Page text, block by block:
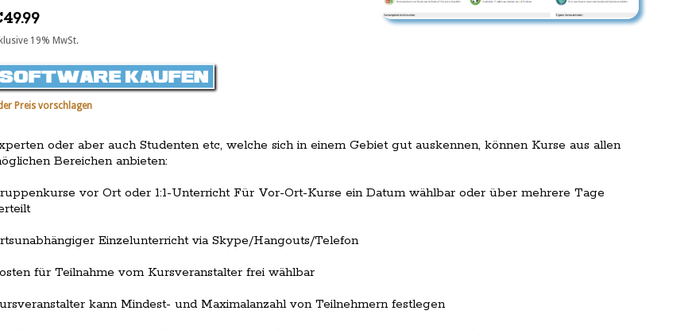
19% MwSt.
Preis vorschlagen
oder aber auch Studenten etc, welche sich in einem Gebiet gut auskennen, können Kurse aus allen
Bereichen anbieten:
vor Ort oder 1:1-Unterricht Für Vor-Ort-Kurse ein Datum wählbar oder über mehrere Tage
Einzelunterricht via Skype/Hangouts/Telefon
für Teilnahme vom Kursveranstalter frei wählbar
kann Mindest- und Maximalanzahl von Teilnehmern festlegen